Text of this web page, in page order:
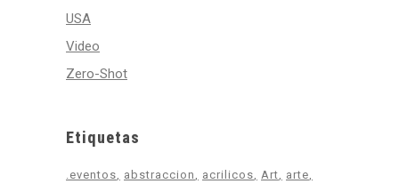
USA
Video
Zero-Shot
Etiquetas
.eventos abstraccion acrilicos Art
arte